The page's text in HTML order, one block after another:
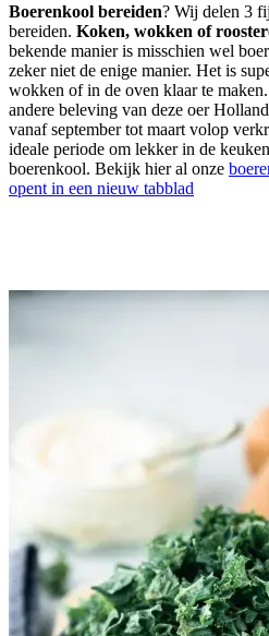
Boerenkool bereiden? Wij delen 3
bereiden. Koken, wokken of
bekende manier is misschien wel
zeker niet de enige manier. Het is
wokken of in de oven klaar te
andere beleving van deze oer
vanaf september tot maart volop
ideale periode om lekker in de
boerenkool. Bekijk hier al onze
opent in een nieuw tabblad